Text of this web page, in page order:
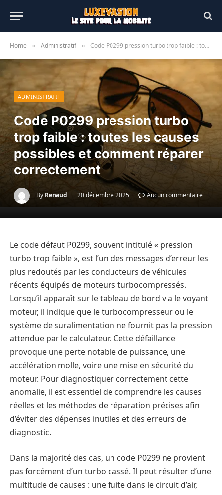
Home » Administratif » Code P0299 pression turbo trop faible : toutes les causes possibles et comment réparer correctement
ADMINISTRATIF
Code P0299 pression turbo
trop faible : toutes les causes
possibles et comment réparer
correctement
By Renaud 20 décembre 2025 Aucun commentaire
Le code défaut P0299, souvent intitulé « pression
turbo trop faible », est l’un des messages d’erreur les
plus redoutés par les conducteurs de véhicules
récents équipés de moteurs turbocompressés.
Lorsqu’il apparaît sur le tableau de bord via le voyant
moteur, il indique que le turbocompresseur ou le
système de suralimentation ne fournit pas la pression
attendue par le calculateur. Cette défaillance
provoque une perte notable de puissance, une
accélération molle, voire une mise en sécurité du
moteur. Pour diagnostiquer correctement cette
anomalie, il est essentiel de comprendre les causes
réelles et les méthodes de réparation précises afin
d’éviter des dépenses inutiles et des erreurs de
diagnostic.
Dans la majorité des cas, un code P0299 ne provient
pas forcément d’un turbo cassé. Il peut résulter d’une
multitude de causes : une fuite dans le circuit d’air,